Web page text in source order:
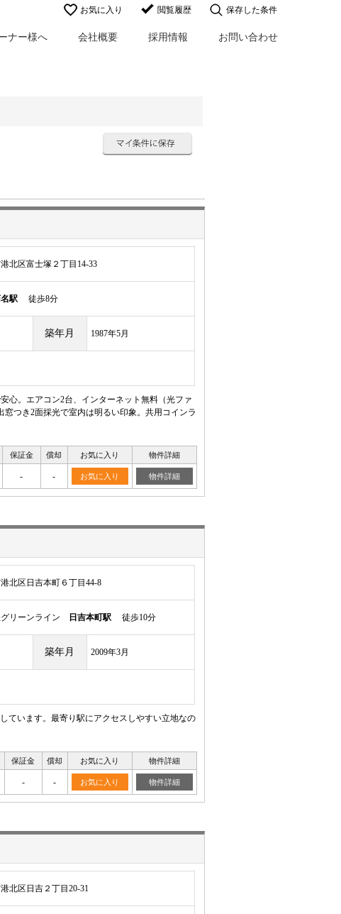
お気に入り 閲覧履歴 保存した条件
ナー様へ 会社概要 採用情報 お問い合わせ
北区富士塚２丁目14-33
駅徒歩8分
築年月 1987年5月
心。エアコン2台、インターネット無料（光ファ
つき2面採光で室内は明るい印象。共用コインラ
保証金 償却 お気に入り 物件詳細
- - お気に入り 物件詳細
北区日吉本町６丁目44-8
リーンライン 日吉本町駅徒歩10分
築年月 2009年3月
ています。最寄り駅にアクセスしやすい立地なの
保証金 償却 お気に入り 物件詳細
- - お気に入り 物件詳細
北区日吉２丁目20-31